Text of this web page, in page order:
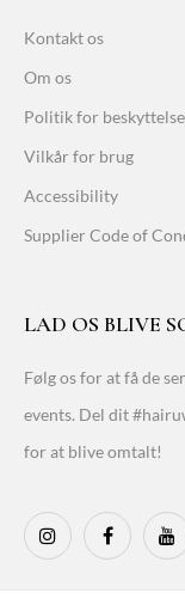
Kontakt os
Om os
Politik for
Vilkår for brug
Accessibility
Supplier Code of
LAD OS BLIVE
Følg os for at få de
events. Del dit
for at blive omtalt!